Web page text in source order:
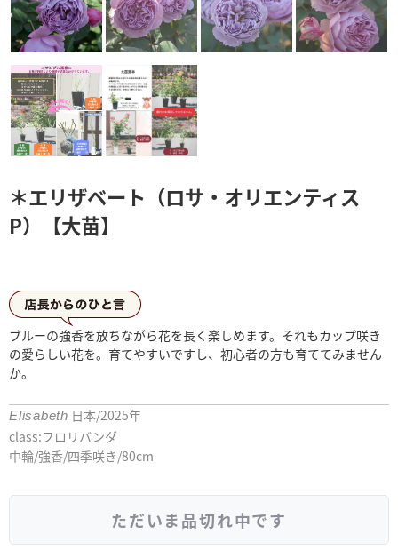
＊エリザベート（ロサ・オリエンティス
P）【大苗】
店長からひとこと
ブルーの強香を放ちながら花を長く楽しめます。それもカップ咲き
の愛らしい花を。育てやすいですし、初心者の方も育ててみません
か。
Elisabeth 日本/2025年
class:フロリバンダ
中輪/強香/四季咲き/80cm
ただいま品切れ中です